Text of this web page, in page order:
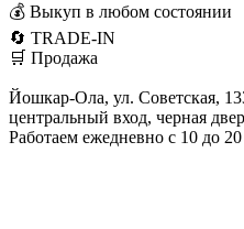
💰 Выкуп в любом состоянии
🔄 TRADE-IN
🛒 Продажа
Йошкар-Ола, ул. Советская,
центральный вход, черная
Работаем ежедневно с 10 до 20